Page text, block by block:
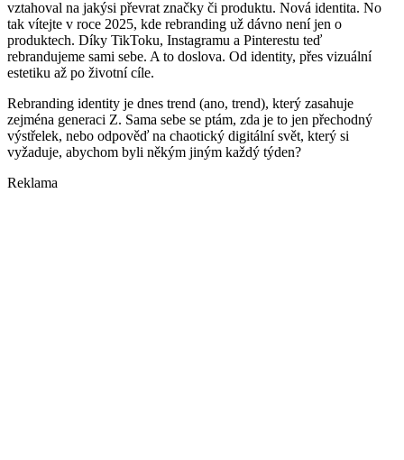
vztahoval na jakýsi převrat značky či produktu. Nová identita. No
tak vítejte v roce 2025, kde rebranding už dávno není jen o
produktech. Díky TikToku, Instagramu a Pinterestu teď
rebrandujeme sami sebe. A to doslova. Od identity, přes vizuální
estetiku až po životní cíle.
Rebranding identity je dnes trend (ano, trend), který zasahuje
zejména generaci Z. Sama sebe se ptám, zda je to jen přechodný
výstřelek, nebo odpověď na chaotický digitální svět, který si
vyžaduje, abychom byli někým jiným každý týden?
Reklama